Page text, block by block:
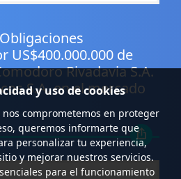
US$400.000.000 de
Rivadavia S.A.
S.A. en el mercado
y uso de cookies
nos comprometemos en proteger
queremos informarte que
personalizar tu experiencia,
y mejorar nuestros servicios.
para el funcionamiento